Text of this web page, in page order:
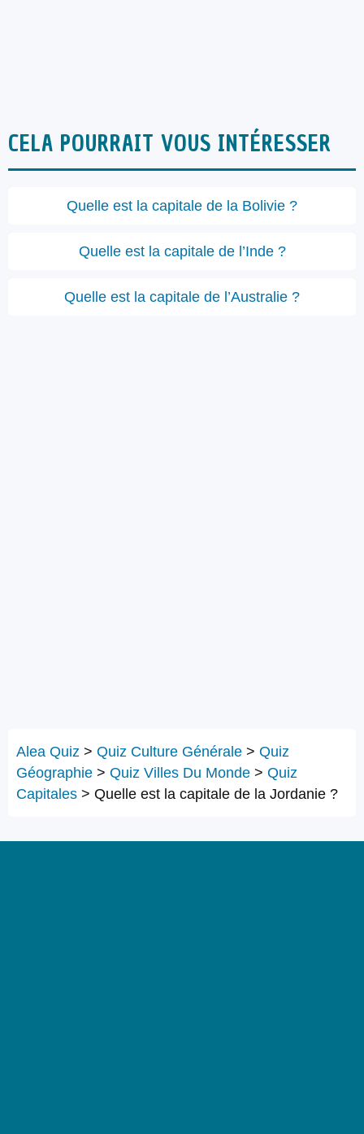
CELA POURRAIT VOUS INTÉRESSER
Quelle est la capitale de la Bolivie ?
Quelle est la capitale de l’Inde ?
Quelle est la capitale de l’Australie ?
Alea Quiz > Quiz Culture Générale > Quiz
Géographie > Quiz Villes Du Monde > Quiz
Capitales > Quelle est la capitale de la Jordanie ?